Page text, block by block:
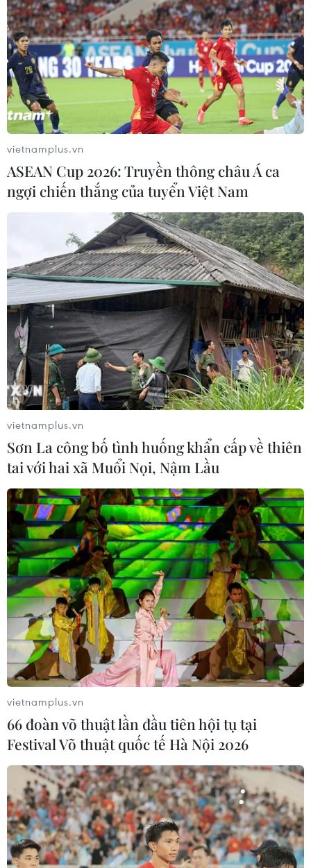
Quy định một số nội dung cốt lõi trong
quản lý nhà nước về tài sản số
Dự thảo Luật Công nghiệp công nghệ số gồm 7 Chương
với 57 Điều, quy định về công nghiệp công nghệ số, bổ
sung quy định về Chiến lược nghiên cứu, phát triển và
ứng dụng AI.
Bước đi quan trọng trong quản lý rủi ro
tài sản số
13/03/2025 10:51
Trước bối cảnh thị trường tài sản số phát triển mạnh mẽ,
việc thí điểm sàn giao dịch tiền kỹ thuật số ở Việt Nam
được các chuyên gia đánh giá là một bước đi quan
trọng trong quản lý rủi ro tài sản số.
vietnamplus.vn
ASEAN Cup 2026: Truyền thông châu Á ca
ngợi chiến thắng của tuyển Việt Nam
vietnamplus.vn
Sơn La công bố tình huống khẩn cấp về thiên
tai với hai xã Muổi Nọi, Nậm Lầu
vietnamplus.vn
66 đoàn võ thuật lần đầu tiên hội tụ tại
Festival Võ thuật quốc tế Hà Nội 2026